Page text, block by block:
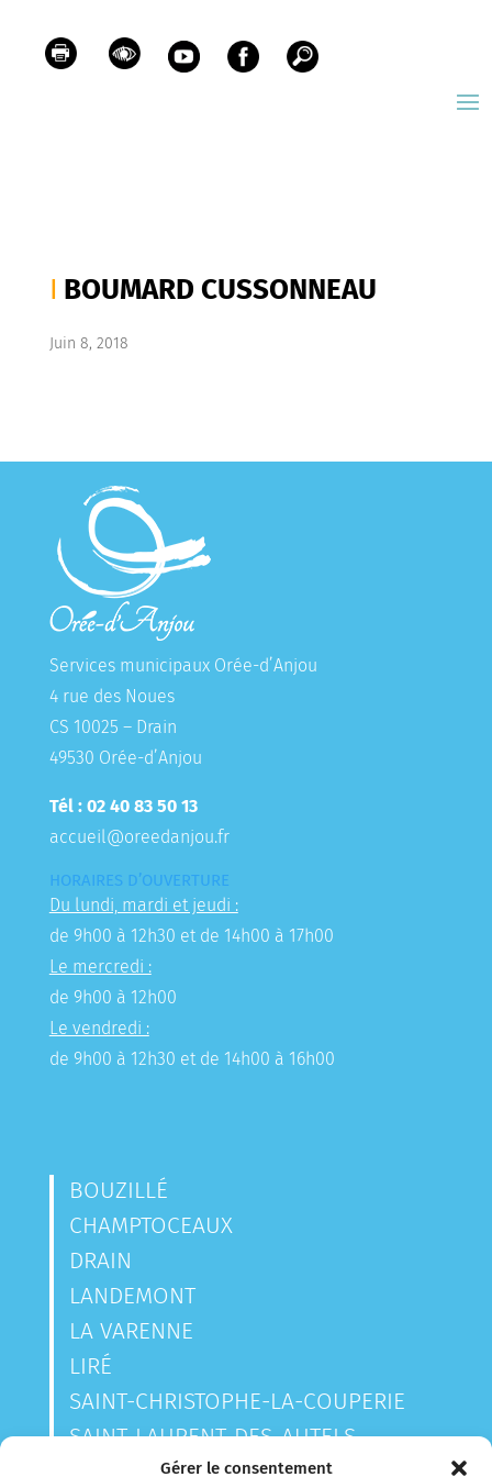
Gérer le consentement
BOUMARD CUSSONNEAU
Juin 8, 2018
Services municipaux Orée-d’Anjou
4 rue des Noues
CS 10025 – Drain
49530 Orée-d’Anjou
Tél : 02 40 83 50 13
accueil@oreedanjou.fr
HORAIRES D’OUVERTURE
Du lundi, mardi et jeudi :
de 9h00 à 12h30 et de 14h00 à 17h00
Le mercredi :
de 9h00 à 12h00
Le vendredi :
de 9h00 à 12h30 et de 14h00 à 16h00
BOUZILLÉ
CHAMPTOCEAUX
DRAIN
LANDEMONT
LA VARENNE
LIRÉ
SAINT-CHRISTOPHE-LA-COUPERIE
SAINT-LAURENT-DES-AUTELS
SAINT-SAUVEUR-DE-LANDEMONT